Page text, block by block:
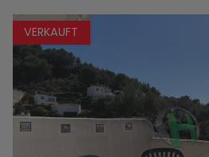
VERKAUFT